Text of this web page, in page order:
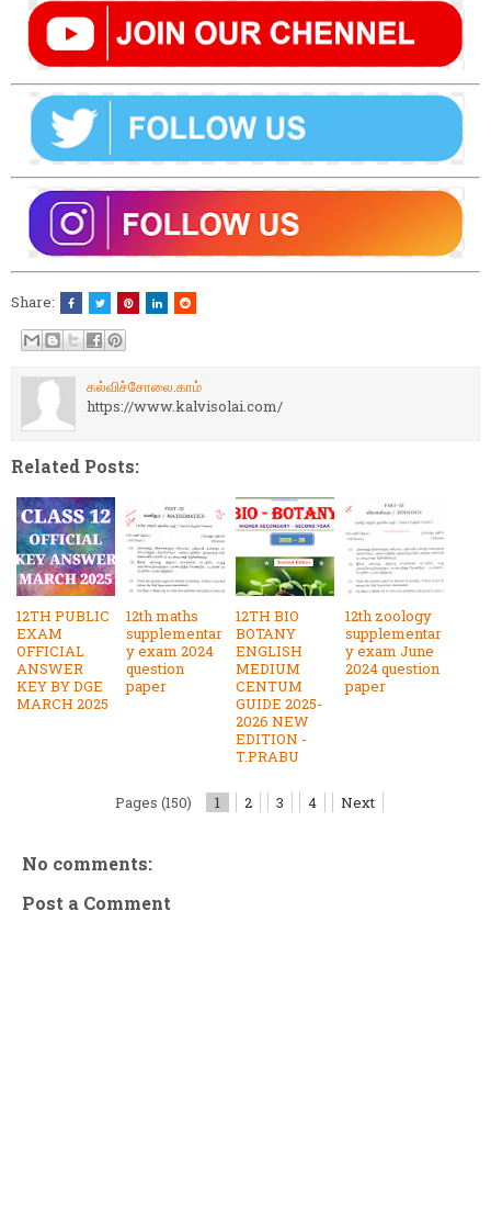
Share:
கல்விச்சோலை.காம்
https://www.kalvisolai.com/
Related Posts:
12TH PUBLIC
EXAM
OFFICIAL
ANSWER
KEY BY DGE
MARCH 2025
12th maths
supplementar
y exam 2024
question
paper
12TH BIO
BOTANY
ENGLISH
MEDIUM
CENTUM
GUIDE 2025-
2026 NEW
EDITION -
T.PRABU
12th zoology
supplementar
y exam June
2024 question
paper
Pages (150) 1 2 3 4 Next
No comments:
Post a Comment